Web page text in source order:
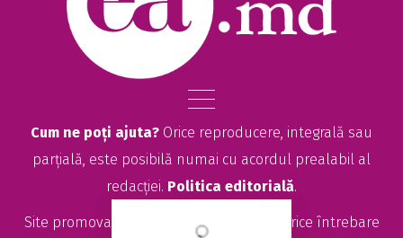
Cum ne poți ajuta? Orice reproducere, integrală sau
parțială, este posibilă numai cu acordul prealabil al
redacției. Politica editorială.
Site promovat de seolitte.com . Pentru orice întrebare